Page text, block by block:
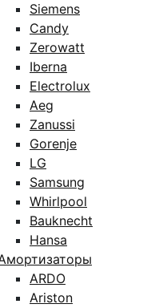
Siemens
Candy
Zerowatt
Iberna
Electrolux
Aeg
Zanussi
Gorenje
LG
Samsung
Whirlpool
Bauknecht
Hansa
ARDO
Ariston